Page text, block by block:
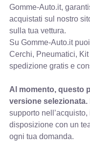
Gomme-Auto.it,
acquistati sul nostro
sulla tua vettura.
Su Gomme-Auto.it
Cerchi, Pneumatici,
spedizione gratis e
Al momento, questo
versione selezionata.
supporto
disposizione con un
ogni tua domanda.